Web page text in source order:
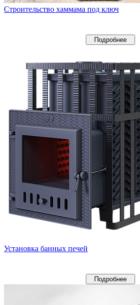
Строительство хаммама под ключ
Подробнее
Установка банных печей
Подробнее